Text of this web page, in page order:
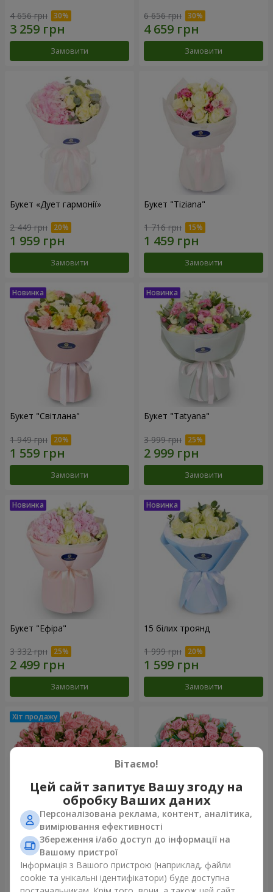
4 656 грн
Замовити
6 656 грн
Замовити
Букет «Дует гармонії»
2 449 грн
Замовити
Букет "Tiziana"
1 716 грн
Замовити
Букет "Світлана"
1 949 грн
Замовити
Букет "Tatyana"
3 999 грн
Замовити
Букет "Ефіра"
3 332 грн
Замовити
15 білих троянд
1 999 грн
Замовити
Квіти в коробці "Рожевий
оазис"
2 749 грн
Композиція "Балада про
маму"
2 199 грн
Вітаємо!
Цей сайт запитує Вашу згоду на
обробку Ваших даних
Персоналізована реклама, контент, аналітика,
вимірювання ефективності
Збереження і/або доступ до інформації на
Вашому пристрої
Інформація з Вашого пристрою (наприклад, файли
cookie та унікальні ідентифікатори) буде доступна